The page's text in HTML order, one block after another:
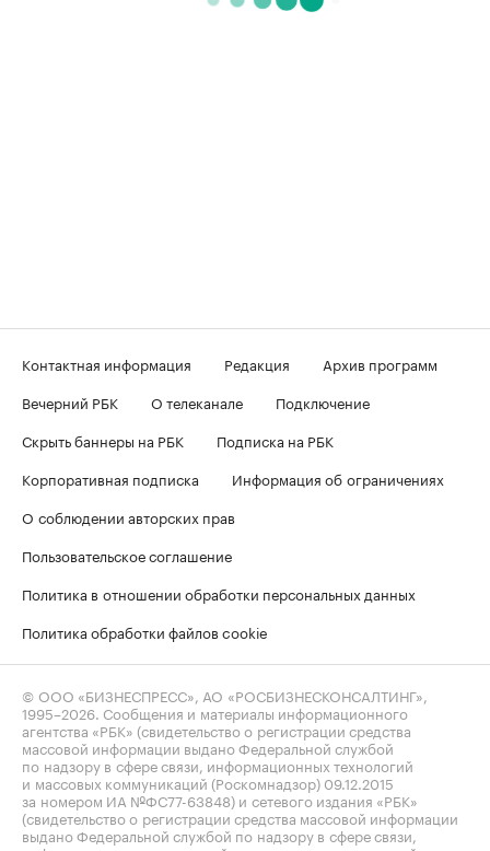
Контактная информация Редакция
Архив программ
Вечерний РБК
О телеканале
Подключение
Скрыть баннеры на РБК
Подписка на РБК
Корпоративная подписка
Информация об ограничениях
О соблюдении авторских прав
Пользовательское соглашение
Политика в отношении обработки персональных данных
Политика обработки файлов cookie
© ООО «БИЗНЕСПРЕСС», АО «РОСБИЗНЕСКОНСАЛТИНГ»,
1995–2026. Сообщения и материалы информационного
агентства «РБК» (свидетельство о регистрации средства
массовой информации выдано Федеральной службой
по надзору в сфере связи, информационных технологий
и массовых коммуникаций (Роскомнадзор) 09.12.2015
за номером ИА №ФС77-63848) и сетевого издания «РБК»
(свидетельство о регистрации средства массовой информации
выдано Федеральной службой по надзору в сфере связи,